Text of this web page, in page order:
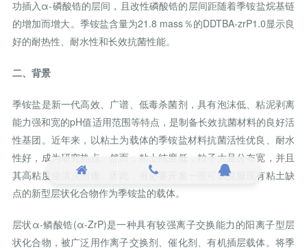
功插入α-磷酸锆的层间，且改性磷酸锆的层间距随着季铵盐烷基链
的增加而增大。季铵盐含量为21.8 mass％的DDTBA-zrP1.0显示良
好的耐热性、耐水性和长效抗菌性能。
二、背景
季铵盐是新一代高效、广谱、低毒杀菌剂，具有泡沫低、粘泥剥离
能力强和宽的pH值适用范围等特点，是制备长效抗菌材料的良好活
性基团。近年来，以粘土为载体的季铵盐材料抗菌活性优良、耐水
性好，成为研究热点。然而，粘土纯度低，粒子大且分布宽，并且
其高粘度使清洗困难。因此，有必要开发一些可以克服现有粘土缺
点的新型层状化合物作为季铵盐的载体。
层状α-鳞酸锆(α-ZrP)是一种具有较强离子交换能力的阳离子型层
状化合物，被广泛用作离子交换剂、催化剂、有机插层载体。将季